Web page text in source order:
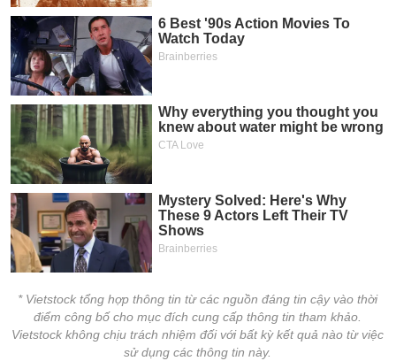
* Vietstock tổng hợp thông tin từ các nguồn đáng tin cậy vào thời
điểm công bố cho mục đích cung cấp thông tin tham khảo.
Vietstock không chịu trách nhiệm đối với bất kỳ kết quả nào từ việc
sử dụng các thông tin này.